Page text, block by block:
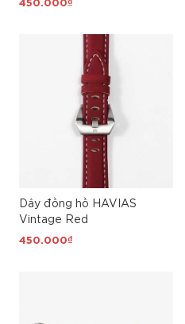
450.000₫
Dây đồng hồ HAVIAS
Vintage Red
450.000₫